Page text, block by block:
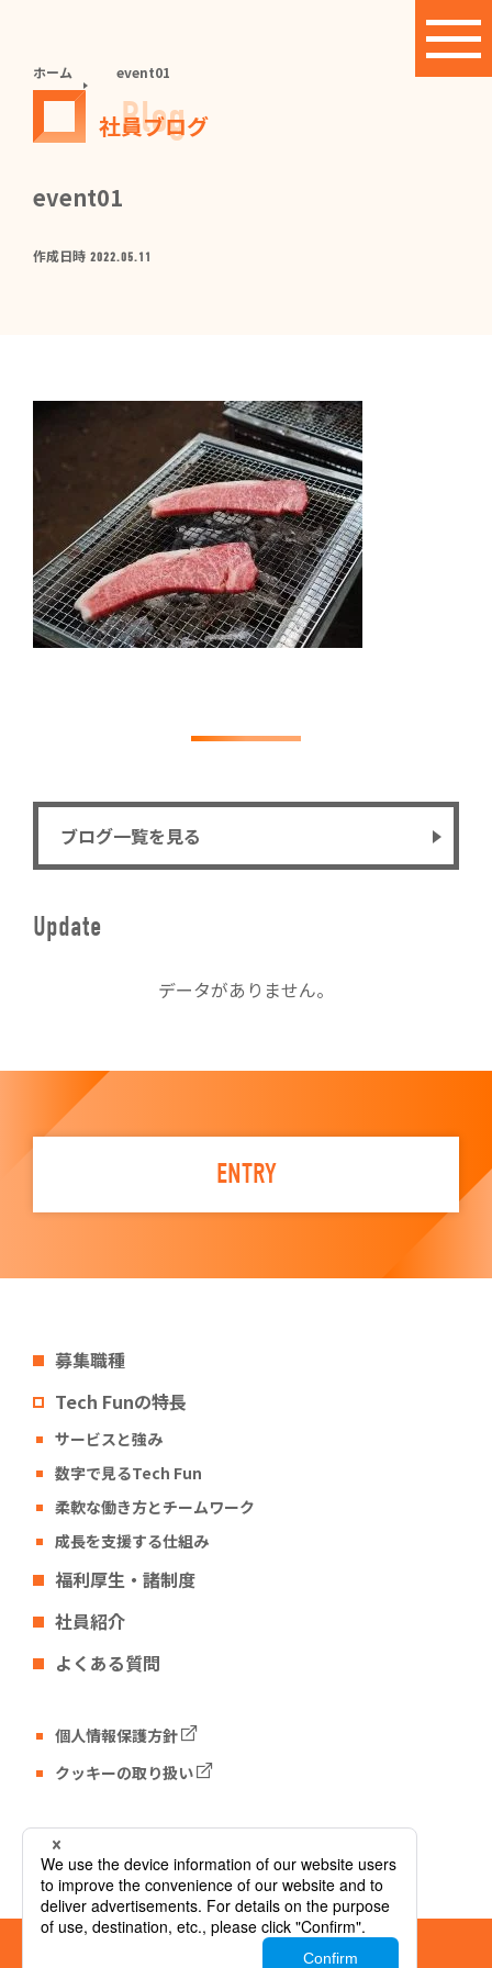
ホーム event01
Blog
社員ブログ
event01
作成日時 2022.05.11
ブログ一覧を見る
Update
データがありません。
ENTRY
募集職種
Tech Funの特長
サービスと強み
数字で見るTech Fun
柔軟な働き方とチームワーク
成長を支援する仕組み
福利厚生・諸制度
社員紹介
よくある質問
個人情報保護方針
クッキーの取り扱い
Tech Fun コーポレートサイト